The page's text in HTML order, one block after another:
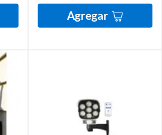
Agregar